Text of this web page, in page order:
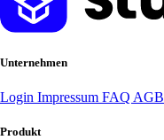
Unternehmen
Login Impressum FAQ AGB
Produkt